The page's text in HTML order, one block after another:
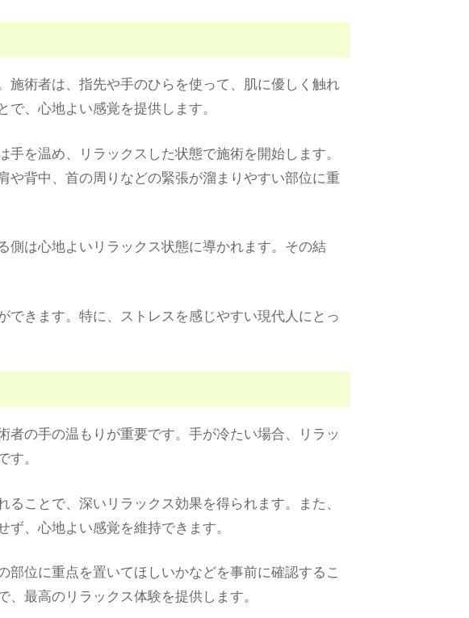
術者は、指先や手のひらを使って、肌に優しく触れ
、心地よい感覚を提供します。
を温め、リラックスした状態で施術を開始します。
背中、首の周りなどの緊張が溜まりやすい部位に重
は心地よいリラックス状態に導かれます。その結
きます。特に、ストレスを感じやすい現代人にとっ
の手の温もりが重要です。手が冷たい場合、リラッ
。
ことで、深いリラックス効果を得られます。また、
、心地よい感覚を維持できます。
位に重点を置いてほしいかなどを事前に確認するこ
最高のリラックス体験を提供します。